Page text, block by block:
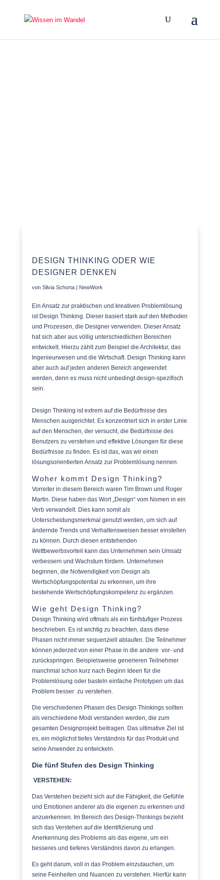
DESIGN THINKING ODER WIE
DESIGNER DENKEN
von Silvia Schorta| NewWork
Ein Ansatz zur praktischen und kreativen Problemlösung
ist Design Thinking. Dieser basiert stark auf den Methoden
und Prozessen, die Designer verwenden. Dieser Ansatz
hat sich aber aus völlig unterschiedlichen Bereichen
entwickelt. Hierzu zählt zum Beispiel die Architektur, das
Ingenieurwesen und die Wirtschaft. Design Thinking kann
aber auch auf jeden anderen Bereich angewendet
werden, denn es muss nicht unbedingt design-spezifisch
sein.
Design Thinking ist extrem auf die Bedürfnisse des
Menschen ausgerichtet. Es konzentriert sich in erster Linie
auf den Menschen, der versucht, die Bedürfnisse des
Benutzers zu verstehen und effektive Lösungen für diese
Bedürfnisse zu finden. Es ist das, was wir einen
lösungsorientierten Ansatz zur Problemlösung nennen.
Woher kommt Design Thinking?
Vorreiter in diesem Bereich waren Tim Brown und Roger
Martin. Diese haben das Wort „Design“ vom Nomen in ein
Verb verwandelt. Dies kann somit als
Unterscheidungsmerkmal genutzt werden, um sich auf
ändernde Trends und Verhaltensweisen besser einstellen
zu können. Durch diesen entstehenden
Wettbewerbsvorteil kann das Unternehmen sein Umsatz
verbessern und Wachstum fördern. Unternehmen
beginnen, die Notwendigkeit von Design als
Wertschöpfungspotential zu erkennen, um ihre
bestehende Wertschöpfungskompetenz zu ergänzen.
Wie geht Design Thinking?
Design Thinking wird oftmals als ein fünfstufiger Prozess
beschrieben. Es ist wichtig zu beachten, dass diese
Phasen nicht immer sequenziell ablaufen. Die Teilnehmer
können jederzeit von einer Phase in die andere vor- und
zurückspringen. Beispielsweise generieren Teilnehmer
manchmal schon kurz nach Beginn Ideen für die
Problemlösung oder basteln einfache Prototypen um das
Problem besser zu verstehen.
Die verschiedenen Phasen des Design Thinkings sollten
als verschiedene Modi verstanden werden, die zum
gesamten Designprojekt beitragen. Das ultimative Ziel ist
es, ein möglichst tiefes Verständnis für das Produkt und
seine Anwender zu entwickeln.
Die fünf Stufen des Design Thinking
VERSTEHEN:
Das Verstehen bezieht sich auf die Fähigkeit, die Gefühle
und Emotionen anderer als die eigenen zu erkennen und
anzuerkennen. Im Bereich des Design-Thinkings bezieht
sich das Verstehen auf die Identifizierung und
Anerkennung des Problems als das eigene, um ein
besseres und tieferes Verständnis davon zu erlangen.
Es geht darum, voll in das Problem einzutauchen, um
seine Feinheiten und Nuancen zu verstehen. Hierfür kann